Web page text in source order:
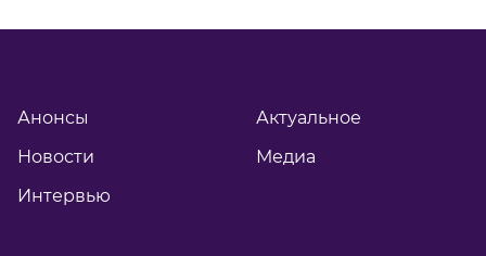
Анонсы
Новости
Интервью
Актуальное
Медиа